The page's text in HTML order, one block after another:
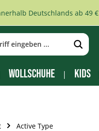
Deutschlands ab 49 €
Wollschuhe Kids
Active Type